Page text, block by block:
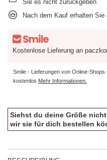
Sie es nicht zurückgeben
Nach dem Kauf erhalten Sie
Kostenlose Lieferung an
Smile - Lieferungen von Online-
kostenlos Mehr Informationen.
Siehst du deine Größe
wir sie für dich bestellen